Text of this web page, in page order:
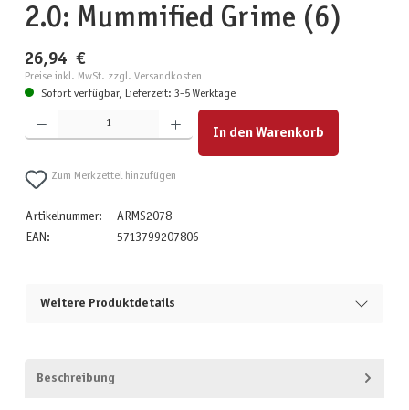
2.0: Mummified Grime (6)
26,94 €
Preise inkl. MwSt. zzgl. Versandkosten
Sofort verfügbar, Lieferzeit: 3-5 Werktage
Produkt Anzahl: Gib den gewünschten Wert ein oder benutze die Schaltflächen um die Anzahl zu
In den Warenkorb
Zum Merkzettel hinzufügen
Artikelnummer:
ARMS2078
EAN:
5713799207806
Weitere Produktdetails
Beschreibung